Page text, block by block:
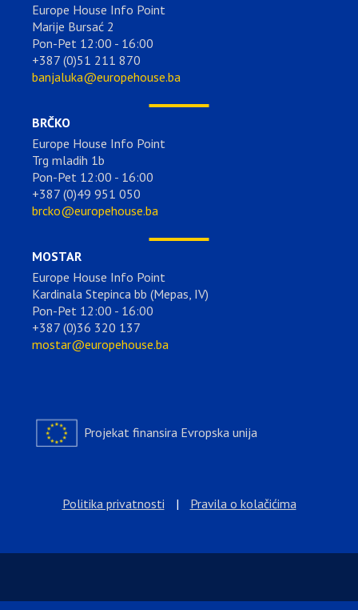
Europe House Info Point
Marije Bursać 2
Pon-Pet 12:00 - 16:00
+387 (0)51 211 870
banjaluka@europehouse.ba
BRČKO
Europe House Info Point
Trg mladih 1b
Pon-Pet 12:00 - 16:00
+387 (0)49 951 050
brcko@europehouse.ba
MOSTAR
Europe House Info Point
Kardinala Stepinca bb (Mepas, IV)
Pon-Pet 12:00 - 16:00
+387 (0)36 320 137
mostar@europehouse.ba
Projekat finansira Evropska unija
Politika privatnosti | Pravila o kolačićima